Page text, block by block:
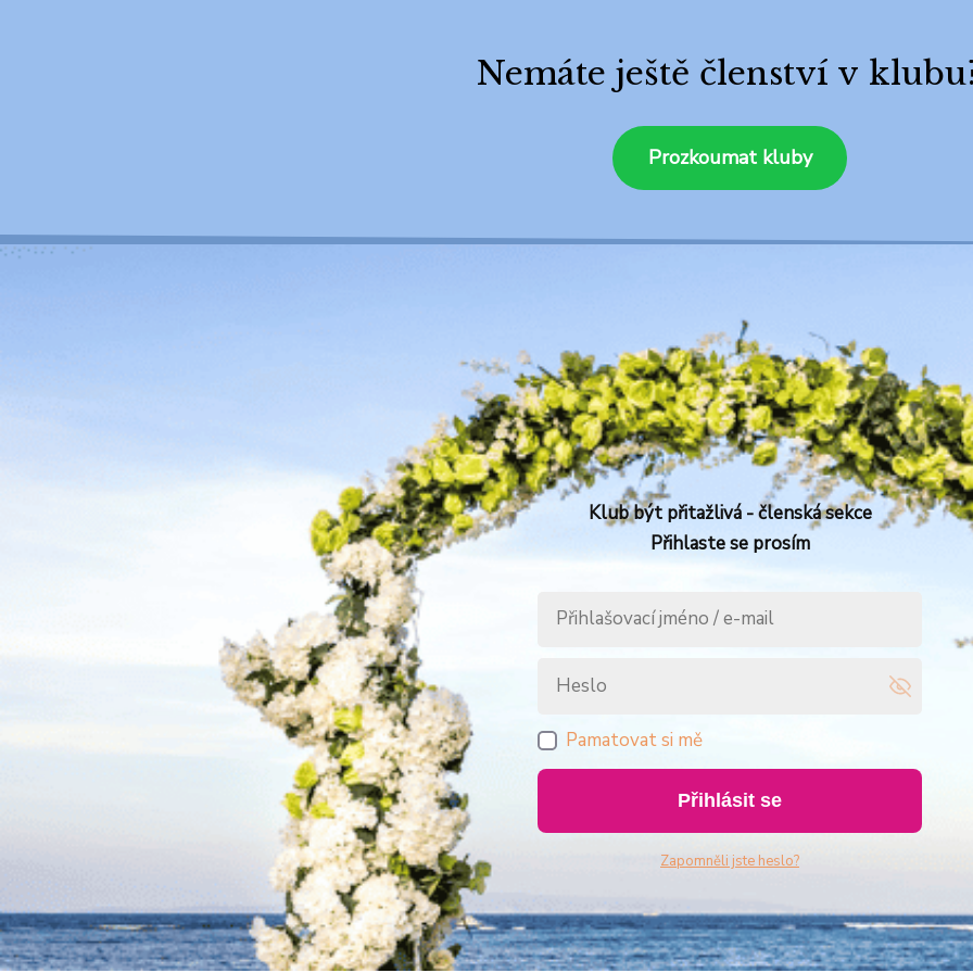
Nemáte ještě členství v
Prozkoumat kluby
Klub být přitažlivá - členská sekce
Přihlaste se prosím
Pamatovat si mě
Přihlásit se
Zapomněli jste heslo?